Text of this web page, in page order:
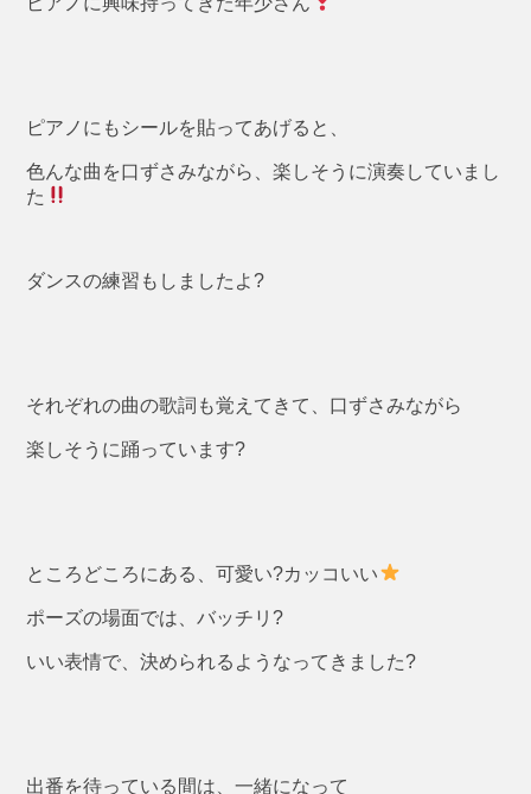
ピアノにもシールを貼ってあげると、
色んな曲を口ずさみながら、楽しそうに演奏していまし
た
ダンスの練習もしましたよ?
それぞれの曲の歌詞も覚えてきて、口ずさみながら
楽しそうに踊っています?
ところどころにある、可愛い?カッコいい
ポーズの場面では、バッチリ?
いい表情で、決められるようなってきました?
出番を待っている間は、一緒になって